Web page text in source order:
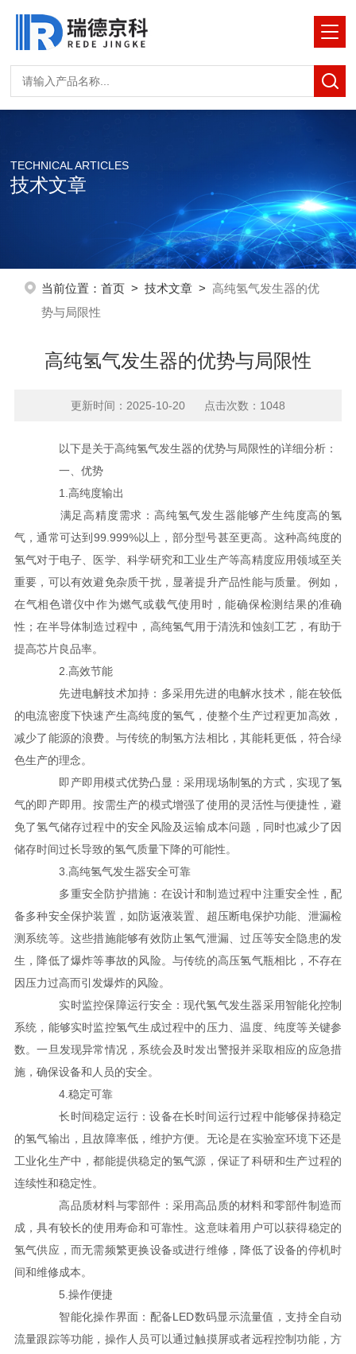
TECHNICAL ARTICLES
技术文章
当前位置： 首页> 技术文章> 高纯氢气发生器的优
势与局限性
高纯氢气发生器的优势与局限性
更新时间：2025-10-20 点击次数：1048
以下是关于高纯氢气发生器的优势与局限性的详细分析：
一、优势
1.高纯度输出
满足高精度需求：高纯氢气发生器能够产生纯度高的氢
气，通常可达到99.999%以上，部分型号甚至更高。这种高纯度的
氢气对于电子、医学、科学研究和工业生产等高精度应用领域至关
重要，可以有效避免杂质干扰，显著提升产品性能与质量。例如，
在气相色谱仪中作为燃气或载气使用时，能确保检测结果的准确
性；在半导体制造过程中，高纯氢气用于清洗和蚀刻工艺，有助于
提高芯片良品率。
2.高效节能
先进电解技术加持：多采用先进的电解水技术，能在较低
的电流密度下快速产生高纯度的氢气，使整个生产过程更加高效，
减少了能源的浪费。与传统的制氢方法相比，其能耗更低，符合绿
色生产的理念。
即产即用模式优势凸显：采用现场制氢的方式，实现了氢
气的即产即用。按需生产的模式增强了使用的灵活性与便捷性，避
免了氢气储存过程中的安全风险及运输成本问题，同时也减少了因
储存时间过长导致的氢气质量下降的可能性。
3.高纯氢气发生器安全可靠
多重安全防护措施：在设计和制造过程中注重安全性，配
备多种安全保护装置，如防返液装置、超压断电保护功能、泄漏检
测系统等。这些措施能够有效防止氢气泄漏、过压等安全隐患的发
生，降低了爆炸等事故的风险。与传统的高压氢气瓶相比，不存在
因压力过高而引发爆炸的风险。
实时监控保障运行安全：现代氢气发生器采用智能化控制
系统，能够实时监控氢气生成过程中的压力、温度、纯度等关键参
数。一旦发现异常情况，系统会及时发出警报并采取相应的应急措
施，确保设备和人员的安全。
4.稳定可靠
长时间稳定运行：设备在长时间运行过程中能够保持稳定
的氢气输出，且故障率低，维护方便。无论是在实验室环境下还是
工业化生产中，都能提供稳定的氢气源，保证了科研和生产过程的
连续性和稳定性。
高品质材料与零部件：采用高品质的材料和零部件制造而
成，具有较长的使用寿命和可靠性。这意味着用户可以获得稳定的
氢气供应，而无需频繁更换设备或进行维修，降低了设备的停机时
间和维修成本。
5.操作便捷
智能化操作界面：配备LED数码显示流量值，支持全自动
流量跟踪等功能，操作人员可以通过触摸屏或者远程控制功能，方